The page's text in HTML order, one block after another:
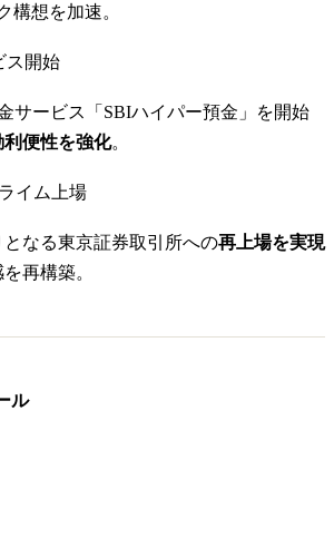
構想を加速。
ス開始
サービス「SBIハイパー預金」を開始
便性を強化。
イム上場
となる東京証券取引所への再上場を実現
再構築。
ル